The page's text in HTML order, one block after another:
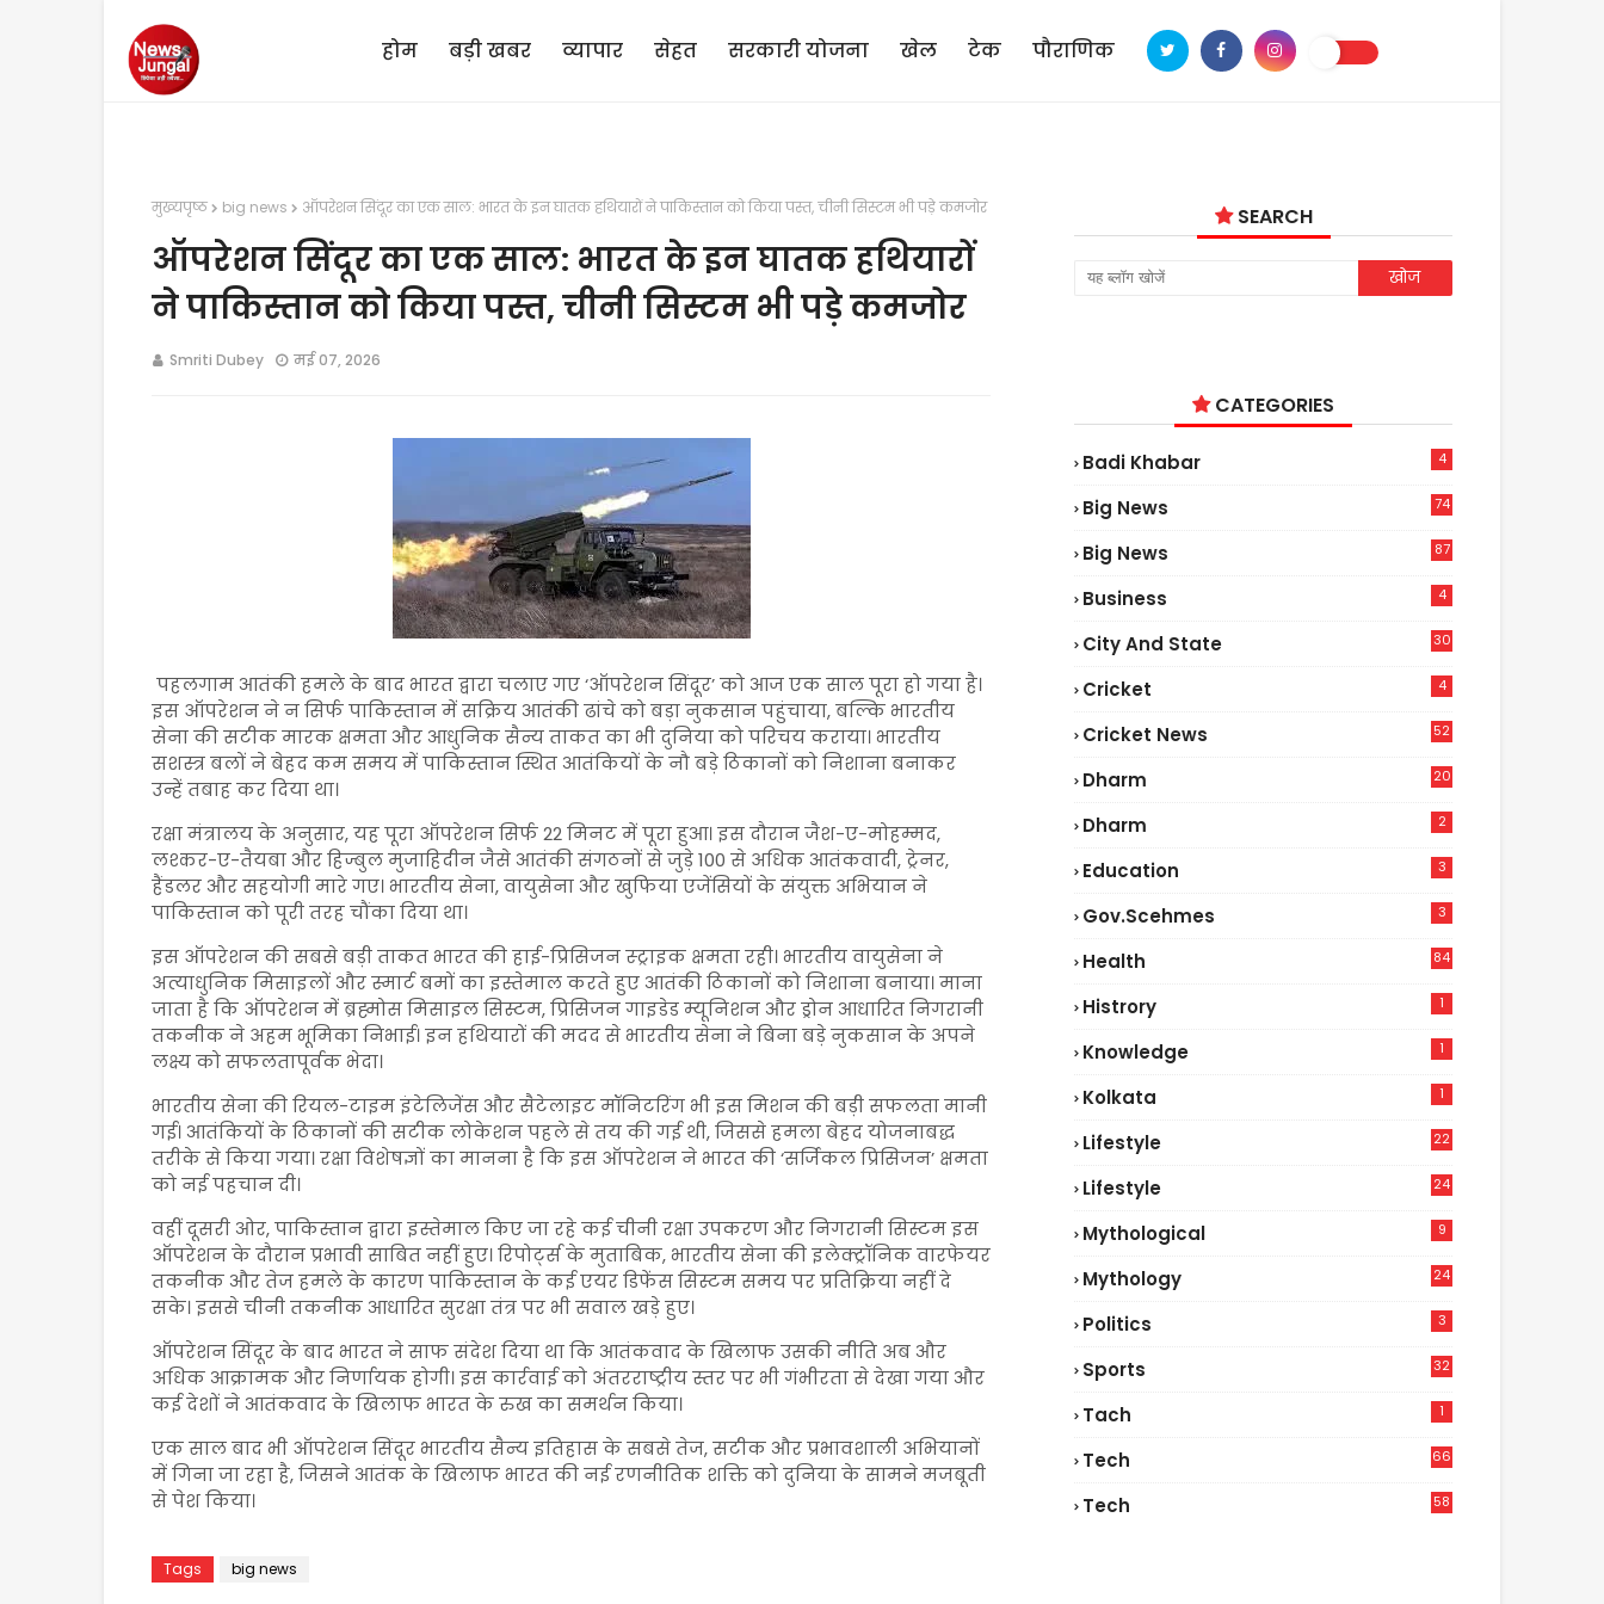
होम बड़ी खबर व्यापार सेहत सरकारी योजना खेल टेक पौराणिक
मुख्यपृष्ठ big news ऑपरेशन सिंदूर का एक साल: भारत के इन घातक हथियारों ने पाकिस्तान को किया पस्त, चीनी सिस्टम भी पड़े कमजोर
ऑपरेशन सिंदूर का एक साल: भारत के इन घातक हथियारों
ने पाकिस्तान को किया पस्त, चीनी सिस्टम भी पड़े कमजोर
Smriti Dubey मई 07, 2026
पहलगाम आतंकी हमले के बाद भारत द्वारा चलाए गए ‘ऑपरेशन सिंदूर’ को आज एक साल पूरा हो गया है।
इस ऑपरेशन ने न सिर्फ पाकिस्तान में सक्रिय आतंकी ढांचे को बड़ा नुकसान पहुंचाया, बल्कि भारतीय
सेना की सटीक मारक क्षमता और आधुनिक सैन्य ताकत का भी दुनिया को परिचय कराया। भारतीय
सशस्त्र बलों ने बेहद कम समय में पाकिस्तान स्थित आतंकियों के नौ बड़े ठिकानों को निशाना बनाकर
उन्हें तबाह कर दिया था।
रक्षा मंत्रालय के अनुसार, यह पूरा ऑपरेशन सिर्फ 22 मिनट में पूरा हुआ। इस दौरान जैश-ए-मोहम्मद,
लश्कर-ए-तैयबा और हिज्बुल मुजाहिदीन जैसे आतंकी संगठनों से जुड़े 100 से अधिक आतंकवादी, ट्रेनर,
हैंडलर और सहयोगी मारे गए। भारतीय सेना, वायुसेना और खुफिया एजेंसियों के संयुक्त अभियान ने
पाकिस्तान को पूरी तरह चौंका दिया था।
इस ऑपरेशन की सबसे बड़ी ताकत भारत की हाई-प्रिसिजन स्ट्राइक क्षमता रही। भारतीय वायुसेना ने
अत्याधुनिक मिसाइलों और स्मार्ट बमों का इस्तेमाल करते हुए आतंकी ठिकानों को निशाना बनाया। माना
जाता है कि ऑपरेशन में ब्रह्मोस मिसाइल सिस्टम, प्रिसिजन गाइडेड म्यूनिशन और ड्रोन आधारित निगरानी
तकनीक ने अहम भूमिका निभाई। इन हथियारों की मदद से भारतीय सेना ने बिना बड़े नुकसान के अपने
लक्ष्य को सफलतापूर्वक भेदा।
भारतीय सेना की रियल-टाइम इंटेलिजेंस और सैटेलाइट मॉनिटरिंग भी इस मिशन की बड़ी सफलता मानी
गई। आतंकियों के ठिकानों की सटीक लोकेशन पहले से तय की गई थी, जिससे हमला बेहद योजनाबद्ध
तरीके से किया गया। रक्षा विशेषज्ञों का मानना है कि इस ऑपरेशन ने भारत की ‘सर्जिकल प्रिसिजन’ क्षमता
को नई पहचान दी।
वहीं दूसरी ओर, पाकिस्तान द्वारा इस्तेमाल किए जा रहे कई चीनी रक्षा उपकरण और निगरानी सिस्टम इस
ऑपरेशन के दौरान प्रभावी साबित नहीं हुए। रिपोर्ट्स के मुताबिक, भारतीय सेना की इलेक्ट्रॉनिक वारफेयर
तकनीक और तेज हमले के कारण पाकिस्तान के कई एयर डिफेंस सिस्टम समय पर प्रतिक्रिया नहीं दे
सके। इससे चीनी तकनीक आधारित सुरक्षा तंत्र पर भी सवाल खड़े हुए।
ऑपरेशन सिंदूर के बाद भारत ने साफ संदेश दिया था कि आतंकवाद के खिलाफ उसकी नीति अब और
अधिक आक्रामक और निर्णायक होगी। इस कार्रवाई को अंतरराष्ट्रीय स्तर पर भी गंभीरता से देखा गया और
कई देशों ने आतंकवाद के खिलाफ भारत के रुख का समर्थन किया।
एक साल बाद भी ऑपरेशन सिंदूर भारतीय सैन्य इतिहास के सबसे तेज, सटीक और प्रभावशाली अभियानों
में गिना जा रहा है, जिसने आतंक के खिलाफ भारत की नई रणनीतिक शक्ति को दुनिया के सामने मजबूती
से पेश किया।
Tags big news
SEARCH
CATEGORIES
Badi Khabar 4
Big News
74
Big News
87
Business 4
City And State 30
Cricket 4
Cricket News
52
Dharm 20
Dharm 2
Education 3
Gov.scehmes 3
Health
84
Histrory 1
Knowledge 1
Kolkata 1
Lifestyle
22
Lifestyle
24
Mythological 9
Mythology 24
Politics 3
Sports 32
Tach 1
Tech
66
Tech
58